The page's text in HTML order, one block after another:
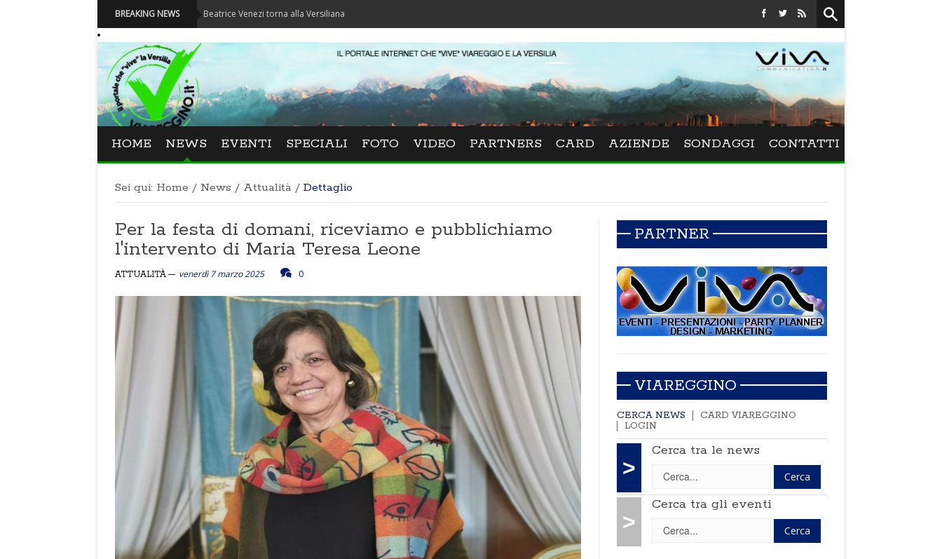
BREAKING NEWS
La Versiliana - La direttrice lucchese Beatrice Venezi torna alla Versiliana Festival La Versiliana - Maurizio Schweizer porta alla Versiliana il mito
HOME NEWS EVENTI SPECIALI FOTO VIDEO PARTNERS CARD AZIENDE SONDAGGI CONTATTI
Sei qui: Home / News / Attualità / Dettaglio
Per la festa di domani, riceviamo e pubblichiamo
l'intervento di Maria Teresa Leone
ATTUALITÀ venerdì 7 marzo 2025 0
PARTNER
VIAREGGINO
CERCA NEWS
CARD VIAREGGINO
LOGIN
>
Cerca tra le news
>
Cerca tra gli eventi